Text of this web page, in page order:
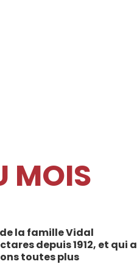
MOIS
la famille Vidal
depuis 1912, et qui a
toutes plus